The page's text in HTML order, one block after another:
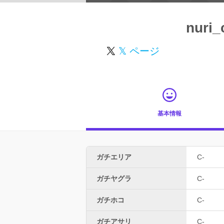
𝕏 ページ
基本情報
ガチエリア C-
ガチヤグラ C-
ガチホコ C-
ガチアサリ C-